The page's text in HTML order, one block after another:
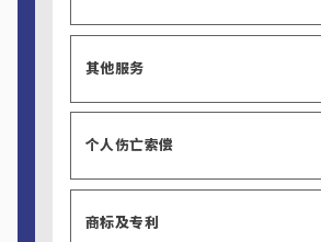
其他服务
个人伤亡索偿
商标及专利